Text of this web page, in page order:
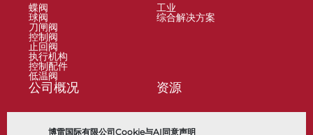
博雷国际有限公司Cookie与AI同意声明
蝶阀
球阀
刀闸阀
控制阀
止回阀
执行机构
控制配件
低温阀
工业
综合解决方案
公司概况 资源
文档